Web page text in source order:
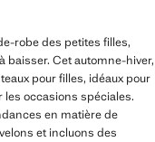
robe des petites filles,
baisser. Cet automne-hiver,
pour filles, idéaux pour
les occasions spéciales.
en matière de
et incluons des